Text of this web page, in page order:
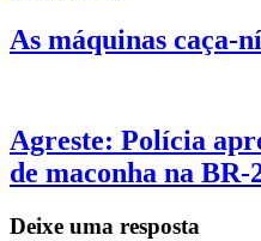
As máquinas caça-
Agreste: Polícia
de maconha na BR-
Deixe uma resposta